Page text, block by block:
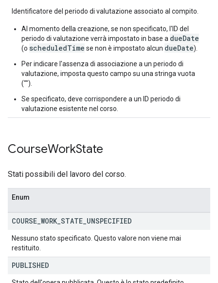
Identificatore del periodo di valutazione associato al compito.
Al momento della creazione, se non specificato, l'ID del
periodo di valutazione verrà impostato in base a dueDate
(o scheduledTime se non è impostato alcun dueDate).
Per indicare l'assenza di associazione a un periodo di
valutazione, imposta questo campo su una stringa vuota
("").
Se specificato, deve corrispondere a un ID periodo di
valutazione esistente nel corso.
CourseWorkState
Stati possibili del lavoro del corso.
Enum
COURSE WORK STATE UNSPECIFIED
Nessuno stato specificato. Questo valore non viene mai
restituito.
PUBLISHED